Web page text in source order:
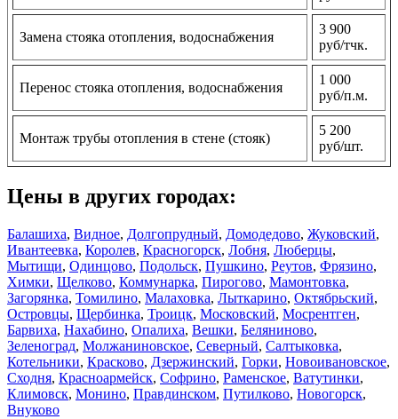
Замена стояка отопления, водоснабжения
3 900
руб/тчк.
Перенос стояка отопления, водоснабжения
1 000
руб/п.м.
Монтаж трубы отопления в стене (стояк)
5 200
руб/шт.
Цены в других городах:
Балашиха, Видное, Долгопрудный, Домодедово, Жуковский,
Ивантеевка, Королев, Красногорск, Лобня, Люберцы,
Мытищи, Одинцово, Подольск, Пушкино, Реутов, Фрязино,
Химки, Щелково, Коммунарка, Пирогово, Мамонтовка,
Загорянка, Томилино, Малаховка, Лыткарино, Октябрьский,
Островцы, Щербинка, Троицк, Московский, Мосрентген,
Барвиха, Нахабино, Опалиха, Вешки, Беляниново,
Зеленоград, Молжаниновское, Северный, Салтыковка,
Котельники, Красково, Дзержинский, Горки, Новоивановское,
Сходня, Красноармейск, Софрино, Раменское, Ватутинки,
Климовск, Монино, Правдинском, Путилково, Новогорск,
Внуково